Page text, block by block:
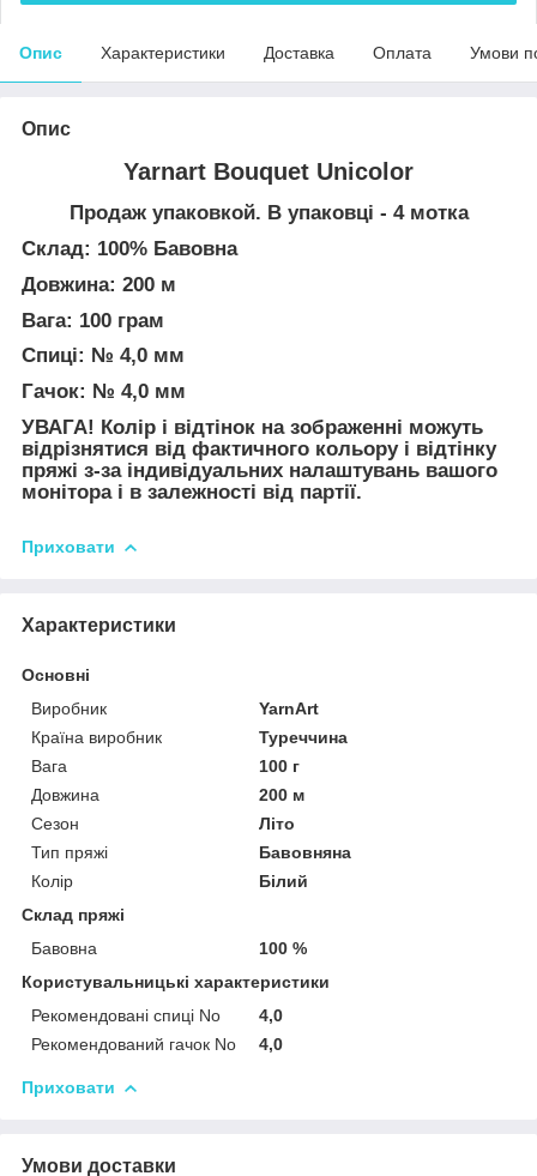
Опис Характеристики Доставка Оплата Умови
Опис
Yarnart Bouquet Unicolor
Продаж упаковкой. В упаковці - 4 мотка
Склад: 100% Бавовна
Довжина: 200 м
Вага: 100 грам
Спиці: № 4,0 мм
Гачок: № 4,0 мм
УВАГА! Колір і відтінок на зображенні можуть
відрізнятися від фактичного кольору і відтінку
пряжі з-за індивідуальних налаштувань вашого
монітора і в залежності від партії.
Приховати
Характеристики
Основні
Виробник
YarnArt
Країна виробник
Туреччина
Вага
100 г
Довжина
200 м
Сезон
Літо
Тип пряжі
Бавовняна
Колір
Білий
Склад пряжі
Бавовна
100 %
Користувальницькі характеристики
Рекомендовані спиці No
4,0
Рекомендований гачок No
4,0
Приховати
Умови доставки